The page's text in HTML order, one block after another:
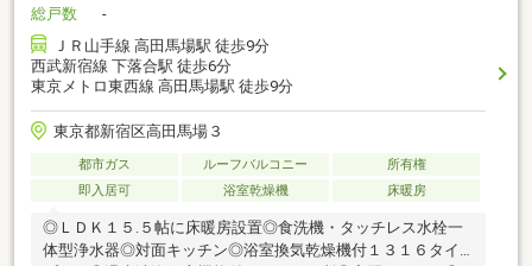
総戸数
-
ＪＲ山手線 高田馬場駅 徒歩9分
西武新宿線 下落合駅 徒歩6分
東京メトロ東西線 高田馬場駅 徒歩9分
東京都新宿区高田馬場３
都市ガス ルーフバルコニー
所有権
即入居可
浴室乾燥機 床暖房
◎ＬＤＫ１５.５帖に床暖房設置◎食洗機・タッチレス水栓一
体型浄水器◎対面キッチン◎浴室換気乾燥機付１３１６タイ